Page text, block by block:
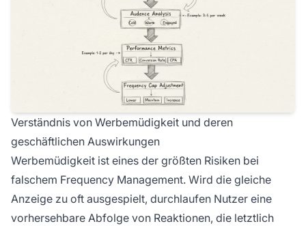
Verständnis von Werbemüdigkeit und deren
geschäftlichen Auswirkungen
Werbemüdigkeit ist eines der größten Risiken bei
falschem Frequency Management. Wird die gleiche
Anzeige zu oft ausgespielt, durchlaufen Nutzer eine
vorhersehbare Abfolge von Reaktionen, die letztlich